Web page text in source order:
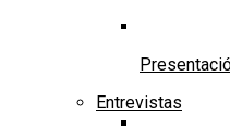
Entrevistas